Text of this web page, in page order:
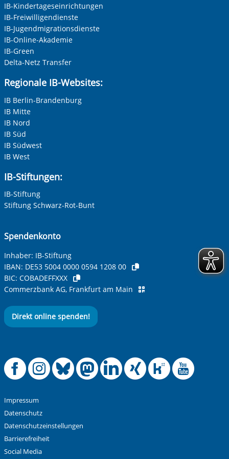
IB-Kindertageseinrichtungen
IB-Freiwilligendienste
IB-Jugendmigrationsdienste
IB-Online-Akademie
IB-Green
Delta-Netz Transfer
Regionale IB-Websites:
IB Berlin-Brandenburg
IB Mitte
IB Nord
IB Süd
IB Südwest
IB West
IB-Stiftungen:
IB-Stiftung
Stiftung Schwarz-Rot-Bunt
Spendenkonto
Inhaber: IB-Stiftung
IBAN: DE53 5004 0000 0594 1208 00
BIC: COBADEFFXXX
Commerzbank AG, Frankfurt am Main
Direkt online spenden!
Offizielle
Offizielle
Offizielle
Offizielle
Offizielle
Impressum
Datenschutz
Datenschutzeinstellungen
Barrierefreiheit
Social Media